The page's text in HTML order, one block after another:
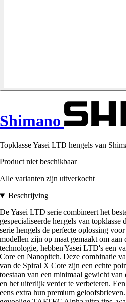
Shimano
Topklasse Yasei LTD hengels van
Product niet beschikbaar
Alle varianten zijn uitverkocht
Beschrijving
De Yasei LTD serie combineert het
gespecialiseerde hengels van
serie hengels de perfecte oplossing
modellen zijn op maat gemaakt om
technologie, hebben Yasei LTD's een
Core en Nanopitch. Deze combinatie
van de Spiral X Core zijn een echte
toestaan van een minimaal gewicht van
en het uiterlijk verder te verbeteren.
eens extra hun premium